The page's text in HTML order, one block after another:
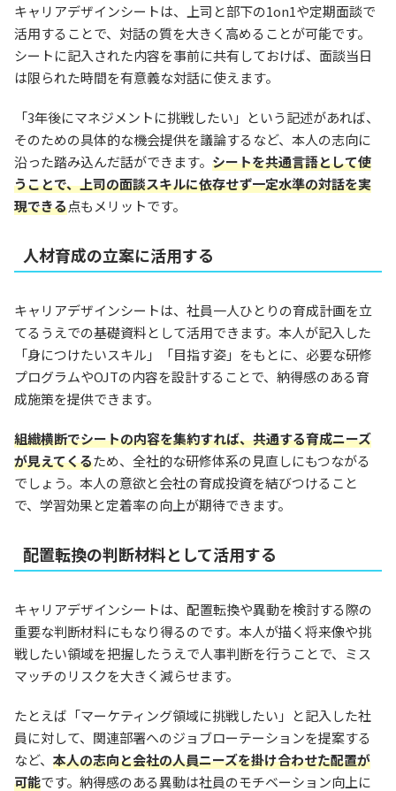
キャリアデザインシートは、上司と部下の1on1や定期面談で
活用することで、対話の質を大きく高めることが可能です。
シートに記入された内容を事前に共有しておけば、面談当日
は限られた時間を有意義な対話に使えます。
「3年後にマネジメントに挑戦したい」という記述があれば、
そのための具体的な機会提供を議論するなど、本人の志向に
沿った踏み込んだ話ができます。 シートを共通言語として使
うことで、上司の面談スキルに依存せず一定水準の対話を実
現できる点もメリットです。
人材育成の立案に活用する
キャリアデザインシートは、社員一人ひとりの育成計画を立
てるうえでの基礎資料として活用できます。本人が記入した
「身につけたいスキル」「目指す姿」をもとに、必要な研修
プログラムやOJTの内容を設計することで、納得感のある育
成施策を提供できます。
組織横断でシートの内容を集約すれば、共通する育成ニーズ
が見えてくるため、全社的な研修体系の見直しにもつながる
でしょう。本人の意欲と会社の育成投資を結びつけること
で、学習効果と定着率の向上が期待できます。
配置転換の判断材料として活用する
キャリアデザインシートは、配置転換や異動を検討する際の
重要な判断材料にもなり得るのです。本人が描く将来像や挑
戦したい領域を把握したうえで人事判断を行うことで、ミス
マッチのリスクを大きく減らせます。
たとえば「マーケティング領域に挑戦したい」と記入した社
員に対して、関連部署へのジョブローテーションを提案する
など、 本人の志向と会社の人員ニーズを掛け合わせた配置が
可能です。納得感のある異動は社員のモチベーション向上に